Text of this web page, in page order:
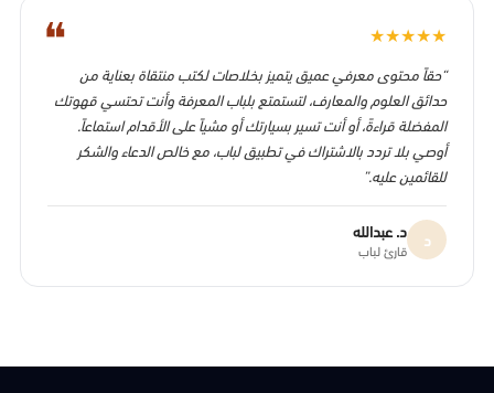
❝ ★
★
★
★
★
“حقاً محتوى معرفي عميق يتميز بخلاصات لكتب منتقاة بعناية من
حدائق العلوم والمعارف، لتستمتع بلباب المعرفة وأنت تحتسي قهوتك
المفضلة قراءةً، أو أنت تسير بسيارتك أو مشياً على الأقدام استماعاً.
أوصي بلا تردد بالاشتراك في تطبيق لباب، مع خالص الدعاء والشكر
للقائمين عليه.”
د د. عبدالله
قارئ لباب